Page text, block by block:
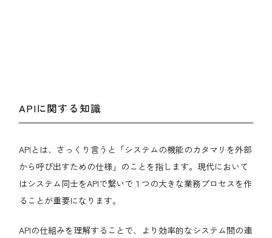
APIに関する知識
APIとは、さっくり言うと「システムの機能のカタマリを外部
から呼び出すための仕様」のことを指します。現代において
はシステム同士をAPIで繋いで１つの大きな業務プロセスを作
ることが重要になります。
APIの仕組みを理解することで、より効率的なシステム間の連